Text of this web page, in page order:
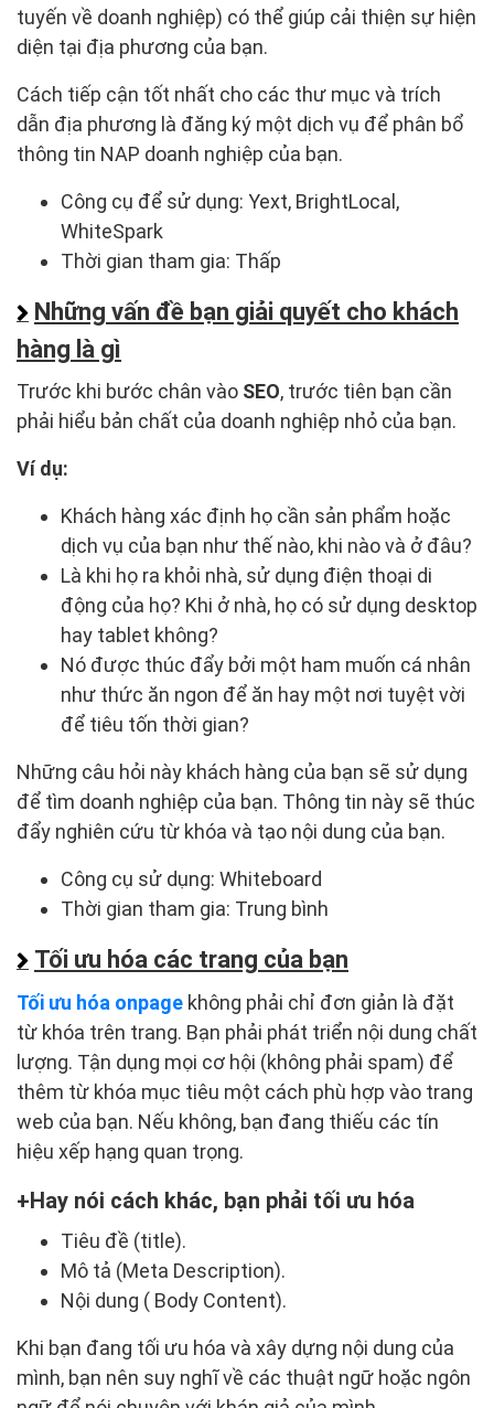
tuyến về doanh nghiệp) có thể giúp cải thiện sự hiện
diện tại địa phương của bạn.
Cách tiếp cận tốt nhất cho các thư mục và trích
dẫn địa phương là đăng ký một dịch vụ để phân bổ
thông tin NAP doanh nghiệp của bạn.
Công cụ để sử dụng: Yext, BrightLocal,
WhiteSpark
Thời gian tham gia: Thấp
Những vấn đề bạn giải quyết cho khách
hàng là gì
Trước khi bước chân vào SEO, trước tiên bạn cần
phải hiểu bản chất của doanh nghiệp nhỏ của bạn.
Ví dụ:
Khách hàng xác định họ cần sản phẩm hoặc
dịch vụ của bạn như thế nào, khi nào và ở đâu?
Là khi họ ra khỏi nhà, sử dụng điện thoại di
động của họ? Khi ở nhà, họ có sử dụng desktop
hay tablet không?
Nó được thúc đẩy bởi một ham muốn cá nhân
như thức ăn ngon để ăn hay một nơi tuyệt vời
để tiêu tốn thời gian?
Những câu hỏi này khách hàng của bạn sẽ sử dụng
để tìm doanh nghiệp của bạn. Thông tin này sẽ thúc
đẩy nghiên cứu từ khóa và tạo nội dung của bạn.
Công cụ sử dụng: Whiteboard
Thời gian tham gia: Trung bình
Tối ưu hóa các trang của bạn
Tối ưu hóa onpage không phải chỉ đơn giản là đặt
từ khóa trên trang. Bạn phải phát triển nội dung chất
lượng. Tận dụng mọi cơ hội (không phải spam) để
thêm từ khóa mục tiêu một cách phù hợp vào trang
web của bạn. Nếu không, bạn đang thiếu các tín
hiệu xếp hạng quan trọng.
Hay nói cách khác, bạn phải tối ưu hóa
Tiêu đề (title).
Mô tả (Meta Description).
Nội dung ( Body Content).
Khi bạn đang tối ưu hóa và xây dựng nội dung của
mình, bạn nên suy nghĩ về các thuật ngữ hoặc ngôn